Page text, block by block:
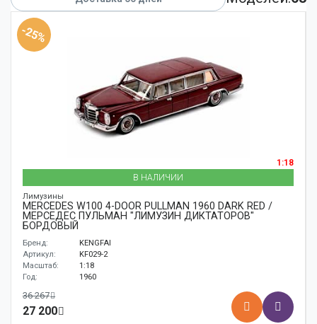
-25%
1:18
В НАЛИЧИИ
Лимузины
MERCEDES W100 4-DOOR PULLMAN 1960 DARK RED /
МЕРСЕДЕС ПУЛЬМАН "ЛИМУЗИН ДИКТАТОРОВ"
БОРДОВЫЙ
Бренд:
KENGFAI
Артикул:
KF029-2
Масштаб:
1:18
Год:
1960
36 267
27 200
Корабли
Поезда